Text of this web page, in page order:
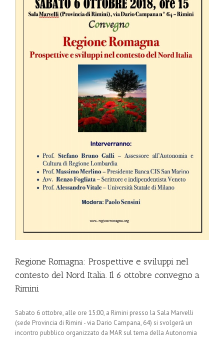
Regione Romagna: Prospettive e sviluppi nel
contesto del Nord Italia. Il 6 ottobre convegno a
Rimini
Sabato 6 ottobre, alle ore 15:00, a Rimini presso la Sala Marvelli
(sede Provincia di Rimini - via Dario Campana, 64) si svolgerà un
incontro pubblico organizzato da MAR sul tema della Autonomia